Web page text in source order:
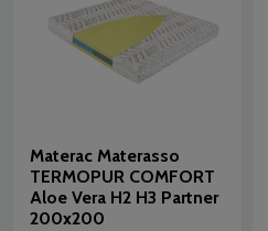
Materac Materasso
TERMOPUR COMFORT
Aloe Vera H2 H3 Partner
200x200